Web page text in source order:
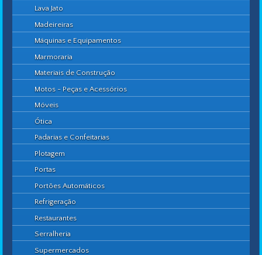
Lava Jato
Madeireiras
Máquinas e Equipamentos
Marmoraria
Materiais de Construção
Motos - Peças e Acessórios
Móveis
Ótica
Padarias e Confeitarias
Plotagem
Portas
Portões Automáticos
Refrigeração
Restaurantes
Serralheria
Supermercados